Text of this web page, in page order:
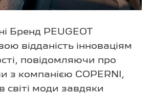
Бренд PEUGEOT
відданість інноваціям
повідомляючи про
з компанією COPERNI,
світі моди завдяки